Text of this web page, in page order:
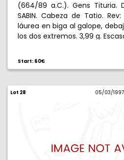
(664/89 a.C.). Gens Tituria.
SABIN. Cabeza de Tatio.
láurea en biga al galope,
los dos extremos. 3,99 g.
Start: 60€
Lot 28 05/03/1997